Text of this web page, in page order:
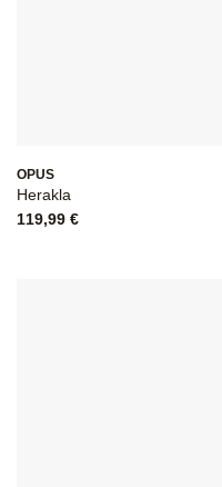
OPUS
Herakla
119,99 €